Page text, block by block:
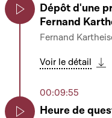
Dépôt d'une
Fernand
Fernand
Voir le détail
00:09:55
Heure de